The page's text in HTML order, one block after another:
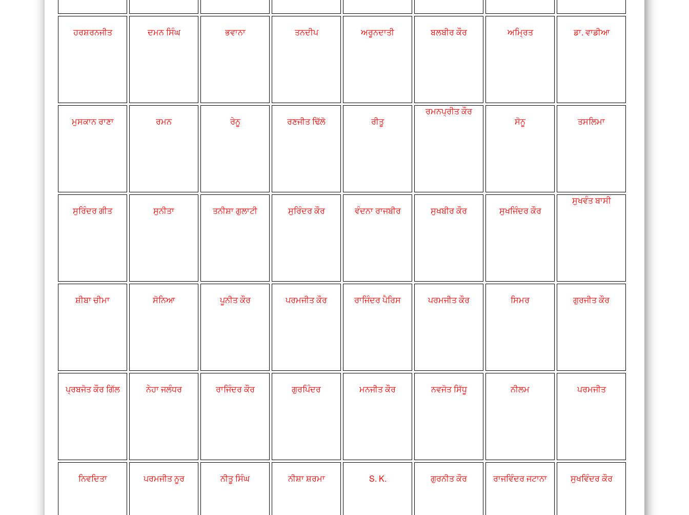
ਹਰਸ਼ਰਨਜੀਤ ਦਮਨ ਸਿੰਘ ਭਵਾਨਾ ਤਨਦੀਪ ਅਰੂਨਦਾਤੀ ਬਲਬੀਰ ਕੌਰ ਅਮ੍ਰਿਤ ਡਾ. ਵਾਡੀਆ
ਮੁਸਕਾਨ ਰਾਣਾ ਰਮਨ ਰੇਨੂ ਰਣਜੀਤ ਢਿੱਲੋ ਰੀਤੂ
ਰਮਨਪ੍ਰੀਤ ਕੌਰ
ਸੋਨੂ
ਤਸਲਿਮਾ
ਸੁਰਿੰਦਰ ਗੀਤ ਸੁਨੀਤਾ ਤਨੀਸ਼ਾ ਗੁਲਾਟੀ ਸੁਰਿੰਦਰ ਕੌਰ ਵੰਦਨਾ ਰਾਜਬੀਰ ਸੁਖਬੀਰ ਕੌਰ ਸੁਖਜਿੰਦਰ ਕੌਰ
ਸੁਖਵੰਤ ਬਾਸੀ
ਸ਼ੀਬਾ ਚੀਮਾ ਸੋਨਿਆ ਪੂਨੀਤ ਕੌਰ ਪਰਮਜੀਤ ਕੌਰ ਰਾਜਿੰਦਰ ਪੈਰਿਸ ਪਰਮਜੀਤ ਕੌਰ ਸਿਮਰ ਗੁਰਜੀਤ ਕੌਰ
ਪ੍ਰਬਜੋਤਕੌਰ ਗਿੱਲ ਨੇਹਾ ਜਲੰਧਰ ਰਾਜਿੰਦਰ ਕੌਰ ਗੁਰਪਿੰਦਰ ਮਨਜੀਤ ਕੌਰ ਨਵਜੋਤ ਸਿੱਧੂ ਨੀਲਮ ਪਰਮਜੀਤ
ਨਿਵਦਿਤਾ ਪਰਮਜੀਤ ਨੂਰ ਨੀਤੂ ਸਿੰਘ ਨੀਸ਼ਾ ਸ਼ਰਮਾ S. K. ਗੁਰਨੀਤ ਕੌਰ ਰਾਜਵਿੰਦਰ ਜਟਾਨਾ ਸੁਖਵਿੰਦਰ ਕੌਰ